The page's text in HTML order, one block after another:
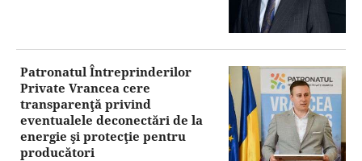
Patronatul Întreprinderilor
Private Vrancea cere
transparenţă privind
eventualele deconectări de la
energie şi protecţie pentru
producători